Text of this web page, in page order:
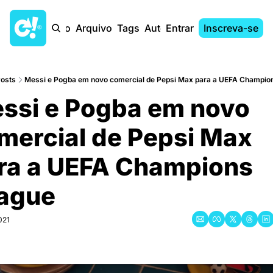
Início Arquivo Tags AutoresEntrar Inscreva-se
Messi e Pogba em novo comercial de Pepsi Max para a UEFA
e Pogba em novo
de Pepsi Max
a UEFA Champions